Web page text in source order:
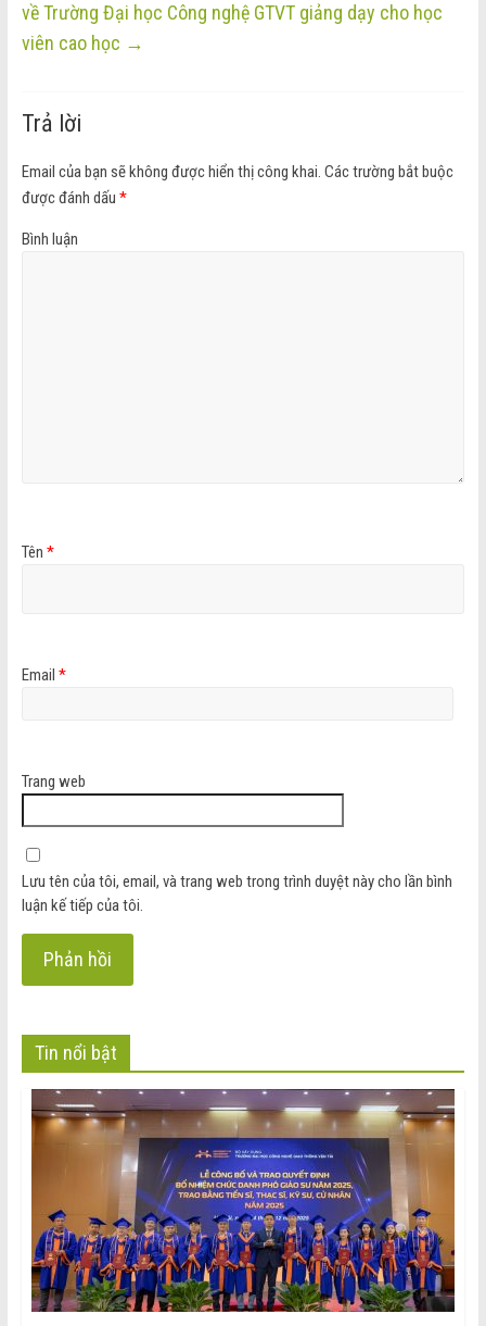
về Trường Đại học Công nghệ GTVT giảng dạy cho học
viên cao học →
Trả lời
Email của bạn sẽ không được hiển thị công khai. Các trường bắt buộc
được đánh dấu *
Bình luận
Tên *
Email *
Trang web
Lưu tên của tôi, email, và trang web trong trình duyệt này cho lần bình
luận kế tiếp của tôi.
Tin nổi bật